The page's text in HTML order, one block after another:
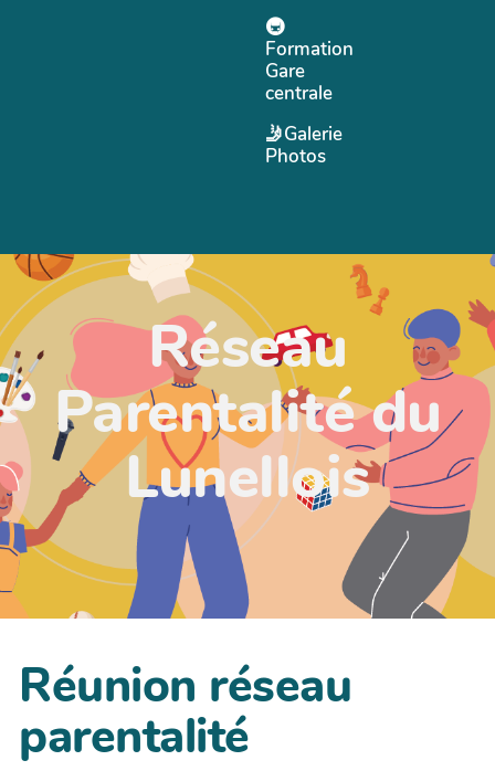
🚇
Formation
Gare
centrale
🤳Galerie
Photos
Réseau
Parentalité du
Lunellois
Réunion réseau
parentalité